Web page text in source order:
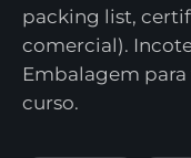
packing list,
comercial).
Embalagem
curso.